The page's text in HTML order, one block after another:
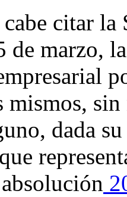
citar la
de marzo,
dada